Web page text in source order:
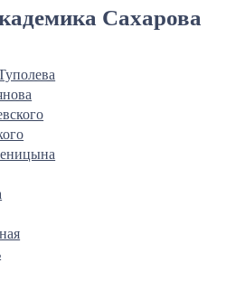
Сахарова